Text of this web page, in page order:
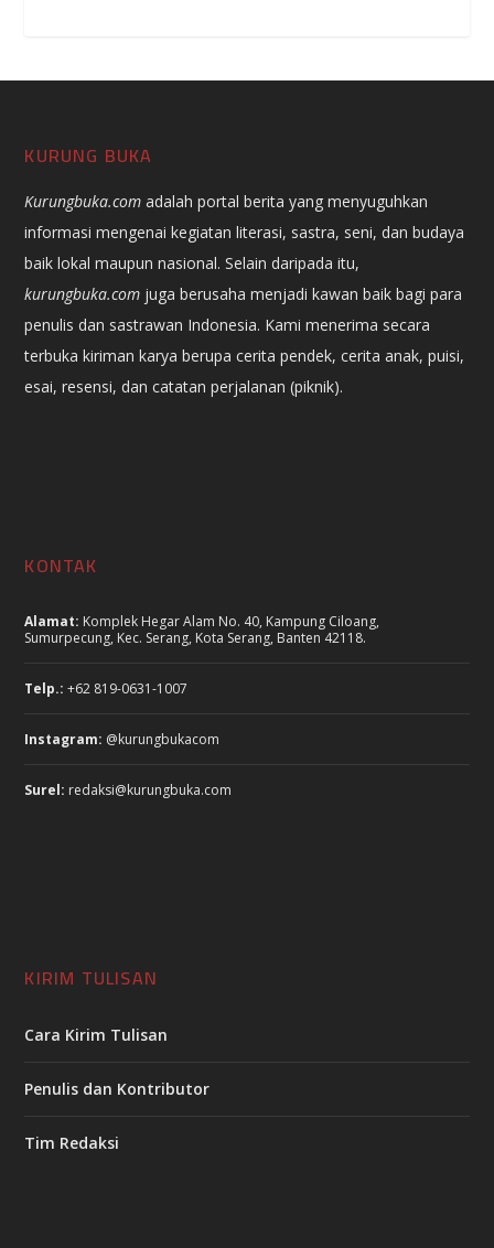
KURUNG BUKA
Kurungbuka.com adalah portal berita yang menyuguhkan
informasi mengenai kegiatan literasi, sastra, seni, dan budaya
baik lokal maupun nasional. Selain daripada itu,
kurungbuka.com juga berusaha menjadi kawan baik bagi para
penulis dan sastrawan Indonesia. Kami menerima secara
terbuka kiriman karya berupa cerita pendek, cerita anak, puisi,
esai, resensi, dan catatan perjalanan (piknik).
KONTAK
Alamat: Komplek Hegar Alam No. 40, Kampung Ciloang,
Sumurpecung, Kec. Serang, Kota Serang, Banten 42118.
Telp.: +62 819-0631-1007
Instagram: @kurungbukacom
Surel: redaksi@kurungbuka.com
KIRIM TULISAN
Cara Kirim Tulisan
Penulis dan Kontributor
Tim Redaksi